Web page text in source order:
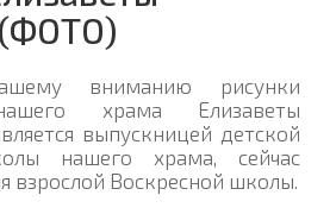
вниманию рисунки
храма Елизаветы
выпускницей детской
нашего храма, сейчас
взрослой Воскресной школы.